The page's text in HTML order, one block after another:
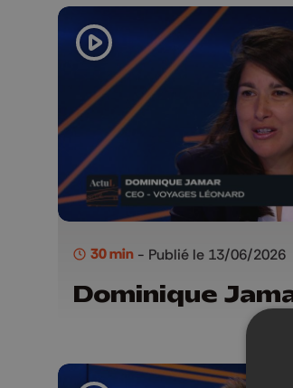
30 min - Publié le 13/06/2026
Dominique